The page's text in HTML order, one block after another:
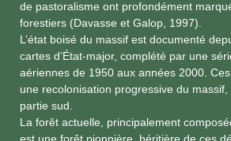
de pastoralisme ont profondément
forestiers (Davasse et Galop, 1997).
L’état boisé du massif est documenté
cartes d’État-major, complété par une
aériennes de 1950 aux années 2000.
une recolonisation progressive du
partie sud.
La forêt actuelle, principalement
est une forêt pionnière, héritière de ces